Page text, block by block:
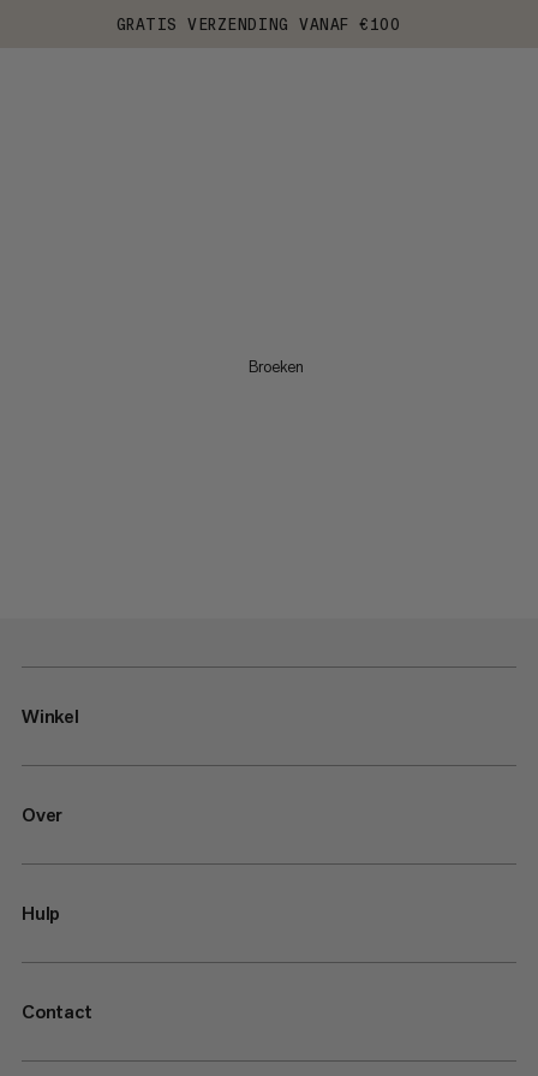
GRATIS VERZENDING VANAF €100
Broeken
Winkel
Over
Hulp
Contact